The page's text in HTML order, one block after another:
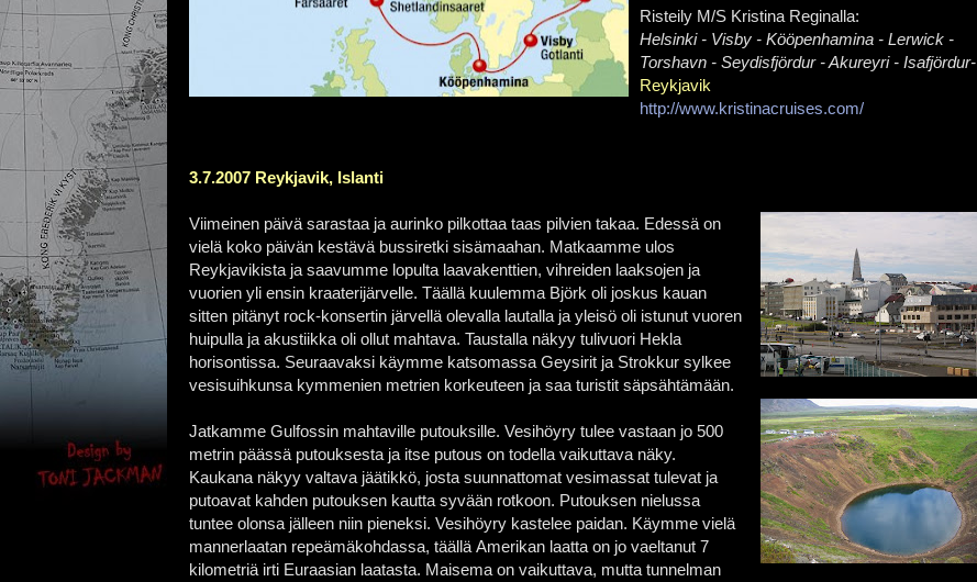
Risteily M/S Kristina Reginalla:
Helsinki - Visby - Kööpenhamina - Lerwick -
Torshavn - Seydisfjördur - Akureyri - Isafjördur-
Reykjavik
http://www.kristinacruises.com/
3.7.2007 Reykjavik, Islanti
Viimeinen päivä sarastaa ja aurinko pilkottaa taas pilvien takaa. Edessä on
vielä koko päivän kestävä bussiretki sisämaahan. Matkaamme ulos
Reykjavikista ja saavumme lopulta laavakenttien, vihreiden laaksojen ja
vuorien yli ensin kraaterijärvelle. Täällä kuulemma Björk oli joskus kauan
sitten pitänyt rock-konsertin järvellä olevalla lautalla ja yleisö oli istunut vuoren
huipulla ja akustiikka oli ollut mahtava. Taustalla näkyy tulivuori Hekla
horisontissa. Seuraavaksi käymme katsomassa Geysirit ja Strokkur sylkee
vesisuihkunsa kymmenien metrien korkeuteen ja saa turistit säpsähtämään.
Jatkamme Gulfossin mahtaville putouksille. Vesihöyry tulee vastaan jo 500
metrin päässä putouksesta ja itse putous on todella vaikuttava näky.
Kaukana näkyy valtava jäätikkö, josta suunnattomat vesimassat tulevat ja
putoavat kahden putouksen kautta syvään rotkoon. Putouksen nielussa
tuntee olonsa jälleen niin pieneksi. Vesihöyry kastelee paidan. Käymme vielä
mannerlaatan repeämäkohdassa, täällä Amerikan laatta on jo vaeltanut 7
kilometriä irti Euraasian laatasta. Maisema on vaikuttava, mutta tunnelman